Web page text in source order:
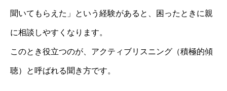
聞いてもらえた」という経験があると、困ったときに親
に相談しやすくなります。
このとき役立つのが、アクティブリスニング（積極的傾
聴）と呼ばれる聞き方です。